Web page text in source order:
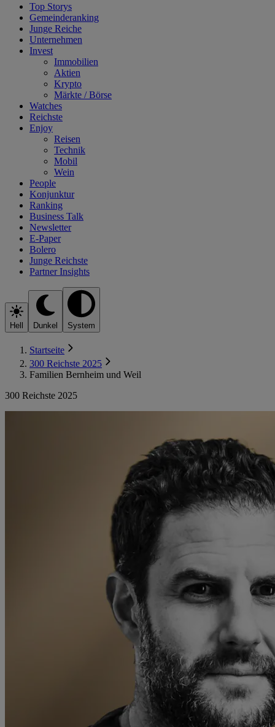
Top Storys
Gemeinderanking
Junge Reiche
Unternehmen
Invest
Immobilien
Aktien
Krypto
Märkte / Börse
Watches
Reichste
Enjoy
Reisen
Technik
Mobil
Wein
People
Konjunktur
Ranking
Business Talk
Newsletter
E-Paper
Bolero
Junge Reichste
Partner Insights
Hell Dunkel System
Startseite
300 Reichste 2025
Familien Bernheim und Weil
300 Reichste 2025